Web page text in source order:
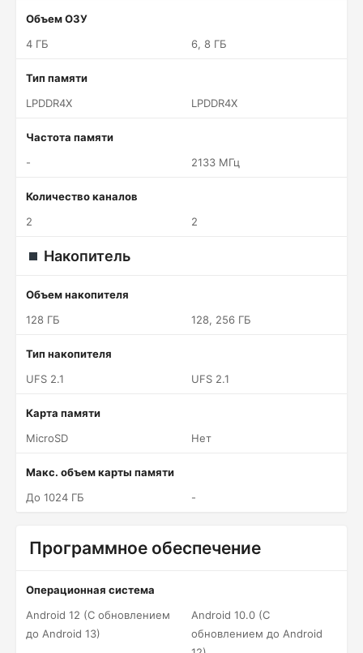
Объем ОЗУ
4 ГБ
6, 8 ГБ
Тип памяти
LPDDR4X
LPDDR4X
Частота памяти
-
2133 МГц
Количество каналов
2
2
Накопитель
Объем накопителя
128 ГБ
128, 256 ГБ
Тип накопителя
UFS 2.1
UFS 2.1
Карта памяти
MicroSD
Нет
Макс. объем карты памяти
До 1024 ГБ
-
Программное обеспечение
Операционная система
Android 12 (С обновлением
до Android 13)
Android 10.0 (С
обновлением до Android